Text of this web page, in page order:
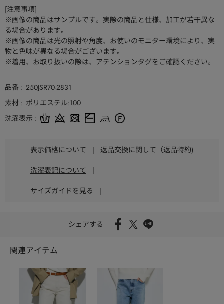
[注意事項]
※画像の商品はサンプルです。実際の商品と仕様、加工が若干異な
る場合があります。
※画像の商品は光の照射や角度、お使いのモニター環境により、実
物と色味が異なる場合がございます。
※着用、お取り扱いの際は、アテンションタグをご確認ください。
品番
250JSR70-2831
素材
ポリエステル:100
洗濯表示
表示価格について | 返品交換に関して（返品特約)
洗濯表記について |
サイズガイドを見る |
シェアする
関連アイテム